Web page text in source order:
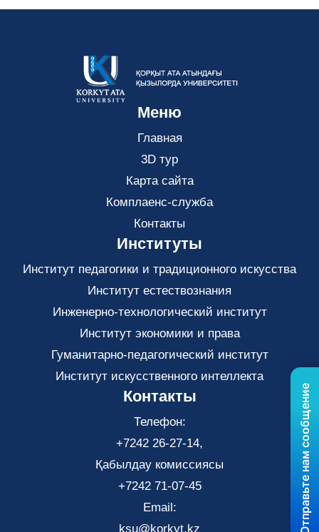
Меню
Главная
3D тур
Карта сайта
Комплаенс-служба
Контакты
Институты
Институт педагогики и традиционного искусства
Институт естествознания
Инженерно-технологический институт
Институт экономики и права
Гуманитарно-педагогический институт
Институт искусственного интеллекта
Контакты
Телефон:
+7242 26-27-14,
Қабылдау комиссиясы
+7242 71-07-45
Email:
ksu@korkyt.kz
Отправьте нам сообщение